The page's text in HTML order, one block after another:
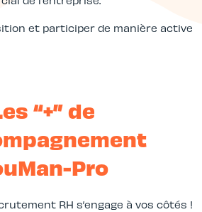
et participer de manière active
“+” de
Pro
RH s’engage à vos côtés !